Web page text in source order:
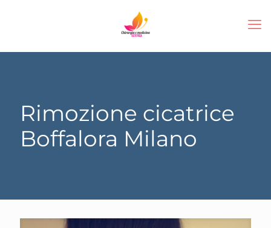
Rimozione cicatrice
Boffalora Milano